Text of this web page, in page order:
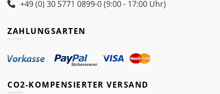
+49 (0) 30 5771 0899-0 (9:00 - 17:00 Uhr)
ZAHLUNGSARTEN
CO2-KOMPENSIERTER VERSAND